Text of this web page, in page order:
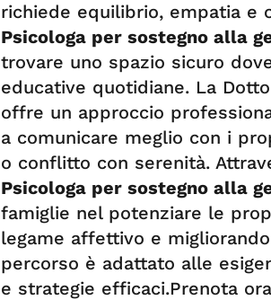
richiede equilibrio, empatia e
Psicologa per sostegno alla
trovare uno spazio sicuro
educative quotidiane. La
offre un approccio
a comunicare meglio con i
o conflitto con serenità.
Psicologa per sostegno alla
famiglie nel potenziare le
legame affettivo e
percorso è adattato alle
e strategie efficaci.Prenota